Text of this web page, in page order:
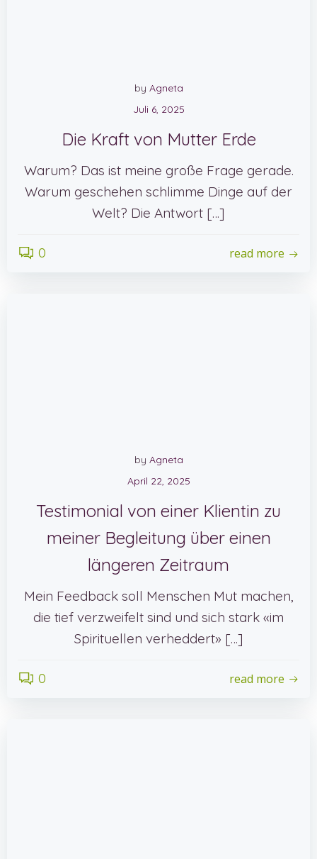
by Agneta
Juli 6, 2025
Die Kraft von Mutter Erde
Warum? Das ist meine große Frage gerade.
Warum geschehen schlimme Dinge auf der
Welt? Die Antwort […]
0 read more
by Agneta
April 22, 2025
Testimonial von einer Klientin zu
meiner Begleitung über einen
längeren Zeitraum
Mein Feedback soll Menschen Mut machen,
die tief verzweifelt sind und sich stark «im
Spirituellen verheddert» […]
0 read more